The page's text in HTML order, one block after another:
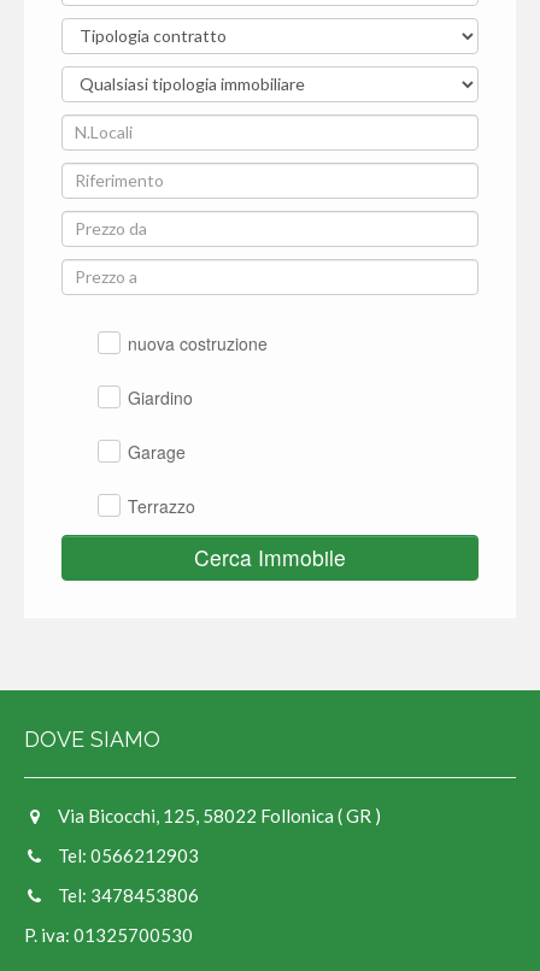
nuova costruzione
Giardino
Garage
Terrazzo
Cerca Immobile
DOVE SIAMO
Via Bicocchi, 125, 58022 Follonica ( GR )
Tel: 0566212903
Tel: 3478453806
P. iva: 01325700530